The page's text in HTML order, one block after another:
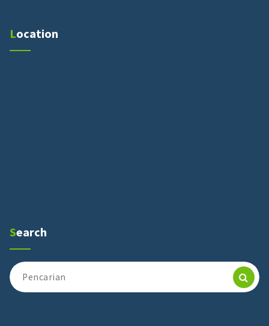
Location
Search
Pencarian
untuk: